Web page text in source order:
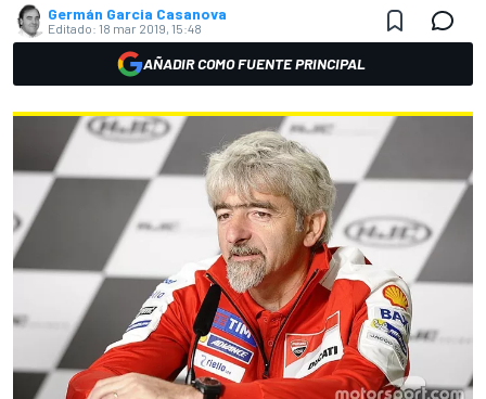
Germán Garcia Casanova
Editado: 18 mar 2019, 15:48
AÑADIR COMO FUENTE PRINCIPAL